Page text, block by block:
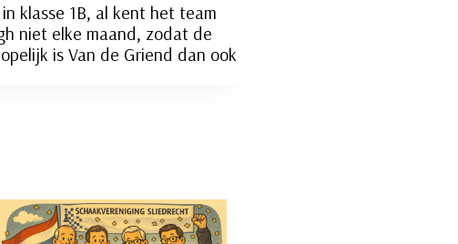
klasse 1B, al kent het team
niet elke maand, zodat de
is Van de Griend dan ook